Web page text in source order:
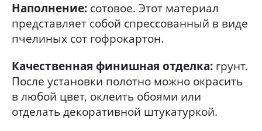
Наполнение: сотовое. Этот материал
представляет собой спрессованный в виде
пчелиных сот гофрокартон.
Качественная финишная отделка: грунт.
После установки полотно можно окрасить
в любой цвет, оклеить обоями или
отделать декоративной штукатуркой.